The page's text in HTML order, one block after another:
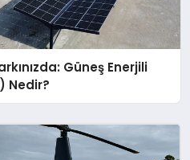
Güneş Enerjili
Nedir?